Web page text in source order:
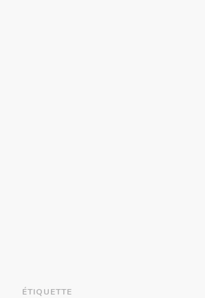
ÉTIQUETTE